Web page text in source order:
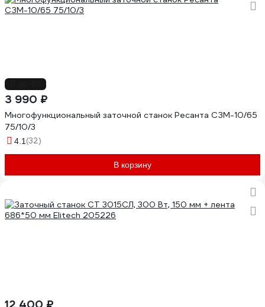
3 990 ₽
Многофункциональный заточной станок Ресанта СЗМ-10/65
75/10/3
4.1 (32)
В корзину